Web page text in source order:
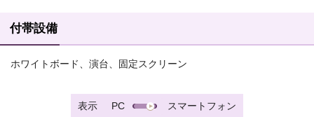
付帯設備
ホワイトボード、演台、固定スクリーン
表示 PC スマートフォン